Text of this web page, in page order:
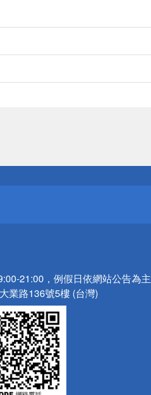
21:00，例假日依網站公告為主
業路136號5樓 (台灣)